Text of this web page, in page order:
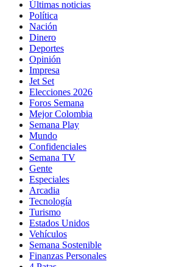
Últimas noticias
Política
Nación
Dinero
Deportes
Opinión
Impresa
Jet Set
Elecciones 2026
Foros Semana
Mejor Colombia
Semana Play
Mundo
Confidenciales
Semana TV
Gente
Especiales
Arcadia
Tecnología
Turismo
Estados Unidos
Vehículos
Semana Sostenible
Finanzas Personales